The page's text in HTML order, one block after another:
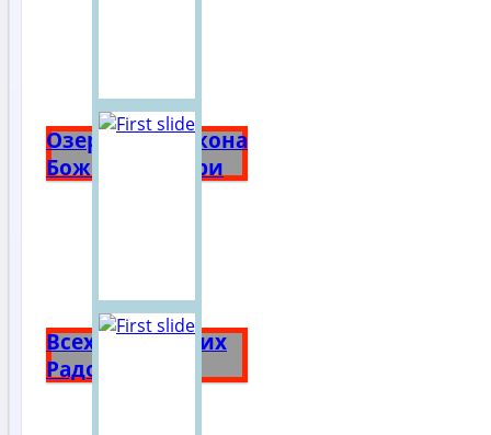
Озерянская икона
Божией Матери
Всех Скорбящих
Радость